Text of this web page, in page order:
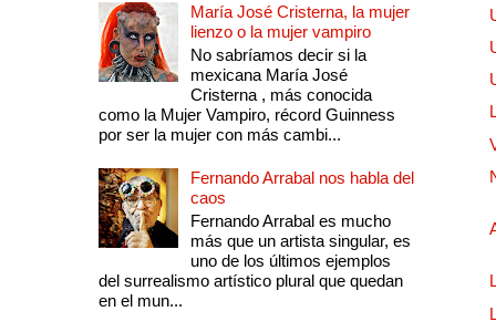
María José Cristerna, la mujer
lienzo o la mujer vampiro
No sabríamos decir si la
mexicana María José
Cristerna , más conocida
como la Mujer Vampiro, récord Guinness
por ser la mujer con más cambi...
Fernando Arrabal nos habla del
caos
Fernando Arrabal es mucho
más que un artista singular, es
uno de los últimos ejemplos
del surrealismo artístico plural que quedan
en el mun...